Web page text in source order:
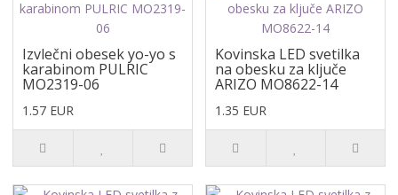
Izvlečni obesek yo-yo s
karabinom PULRIC
MO2319-06
1.57 EUR
Kovinska LED svetilka
na obesku za ključe
ARIZO MO8622-14
1.35 EUR